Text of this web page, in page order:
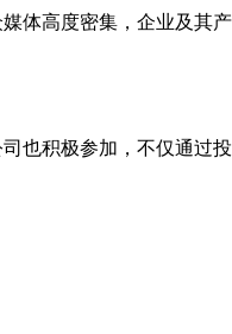
体高度密集，企业及其
也积极参加，不仅通过